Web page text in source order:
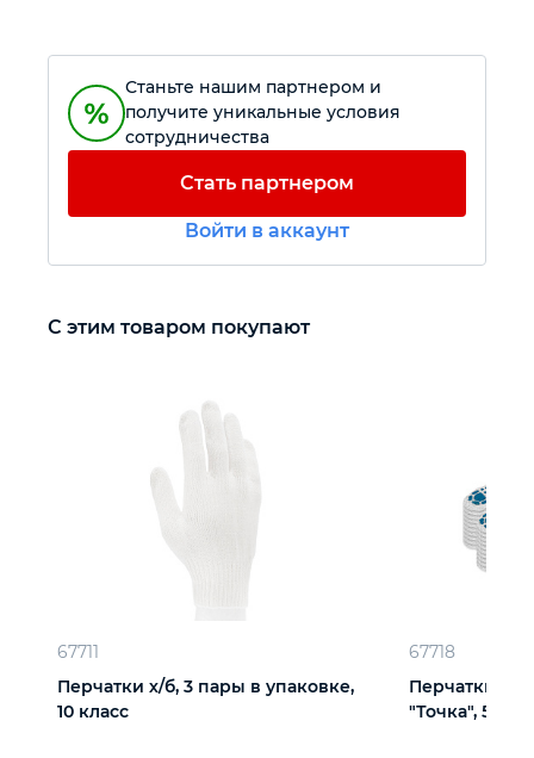
Силовое оборудование
Крепежный инструмент
Станьте нашим партнером и
получите уникальные условия
сотрудничества
Стать партнером
Войти в аккаунт
С этим товаром покупают
67711
Перчатки х/б, 3 пары в упаковке,
10 класс
67718
Перчатки х/
"Точка", 5